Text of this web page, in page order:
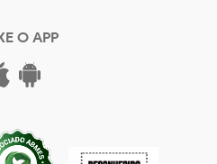
O APP